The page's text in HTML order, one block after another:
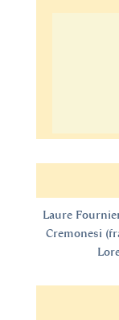
Laure
Cremonesi (